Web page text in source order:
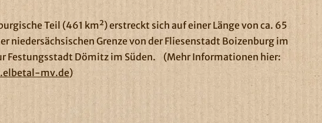
Teil (461 km²) erstreckt sich auf einer Länge von ca. 65
niedersächsischen Grenze von der Fliesenstadt Boizenburg im
Festungsstadt Dömitz im Süden. (Mehr Informationen hier:
mv.de)